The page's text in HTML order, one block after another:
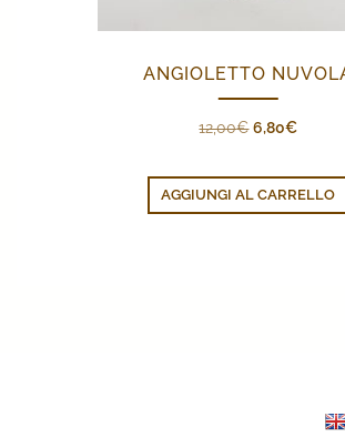
ANGIOLETTO
12,00€ Il
originale
era:
12,00€.
6,80€Il
è:
6,80€.
AGGIUNGI AL CARRELLO